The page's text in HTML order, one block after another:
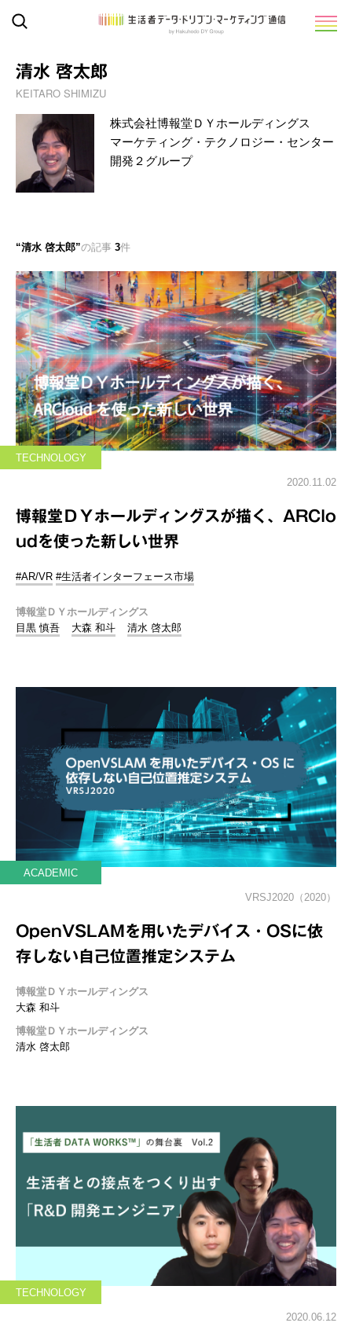
清水 啓太郎
KEITARO SHIMIZU
株式会社博報堂ＤＹホールディングス
マーケティング・テクノロジー・センター
開発２グループ
清水 啓太郎 の記事 3件
TECHNOLOGY
2020.11.02
博報堂ＤＹホールディングスが描く、ARClo
udを使った新しい世界
#AR/VR #生活者インターフェース市場
博報堂ＤＹホールディングス
目黒 慎吾
大森 和斗 清水 啓太郎
ACADEMIC
VRSJ2020（2020）
OpenVSLAMを用いたデバイス・OSに依
存しない自己位置推定システム
博報堂ＤＹホールディングス
大森 和斗
博報堂ＤＹホールディングス
清水 啓太郎
TECHNOLOGY
2020.06.12